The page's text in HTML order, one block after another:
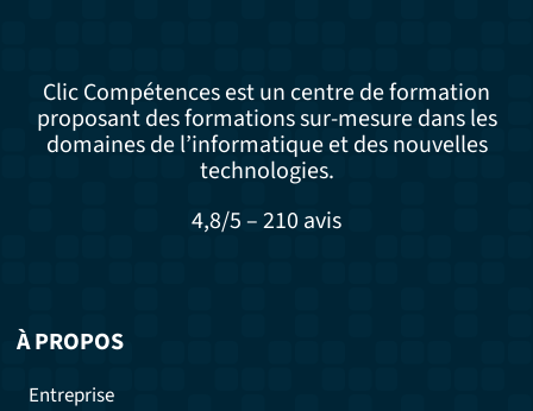
Clic Compétences est un centre de formation
proposant des formations sur-mesure dans les
domaines de l’informatique et des nouvelles
technologies.
4,8/5 – 210 avis
À PROPOS
Entreprise